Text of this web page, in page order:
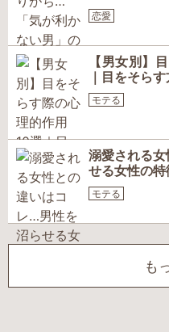
恋愛
【男女別】
｜目をそら
モテる
溺愛される
せる女性の
モテる
も